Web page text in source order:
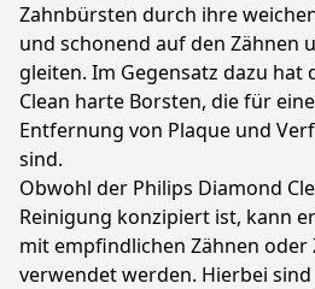
Zahnbürsten durch ihre
und schonend auf den Zähnen
gleiten. Im Gegensatz dazu hat
Clean harte Borsten, die für
Entfernung von Plaque und
sind.
Obwohl der Philips Diamond
Reinigung konzipiert ist, kann
mit empfindlichen Zähnen
verwendet werden. Hierbei